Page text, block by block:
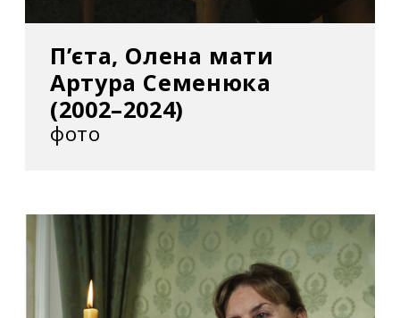
П’єта, Олена мати
Артура Семенюка
(2002–2024)
фото